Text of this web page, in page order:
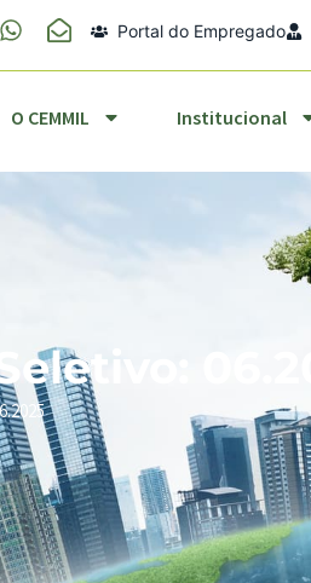
Portal do Empregado
O CEMMIL Institucional
O CEMMIL